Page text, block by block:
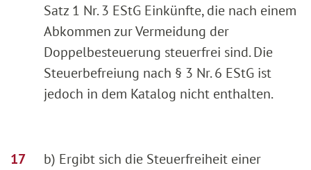
Satz 1 Nr. 3 EStG Einkünfte, die nach einem
Abkommen zur Vermeidung der
Doppelbesteuerung steuerfrei sind. Die
Steuerbefreiung nach § 3 Nr. 6 EStG ist
jedoch in dem Katalog nicht enthalten.
b) Ergibt sich die Steuerfreiheit einer